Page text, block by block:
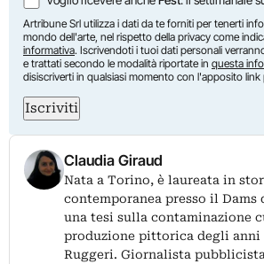
Artribune Srl utilizza i dati da te forniti per tenerti
mondo dell'arte, nel rispetto della privacy come
informativa. Iscrivendoti i tuoi dati personali
e trattati secondo le modalità riportate in questa
disiscriverti in qualsiasi momento con l'apposito link
Iscriviti
Claudia Giraud
Nata a Torino, è laureata in
contemporanea presso il Dams
una tesi sulla contaminazione
produzione pittorica degli anni
Ruggeri. Giornalista